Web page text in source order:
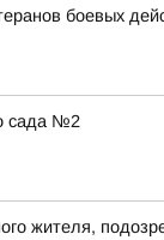
боевых
сада №2
жителя,